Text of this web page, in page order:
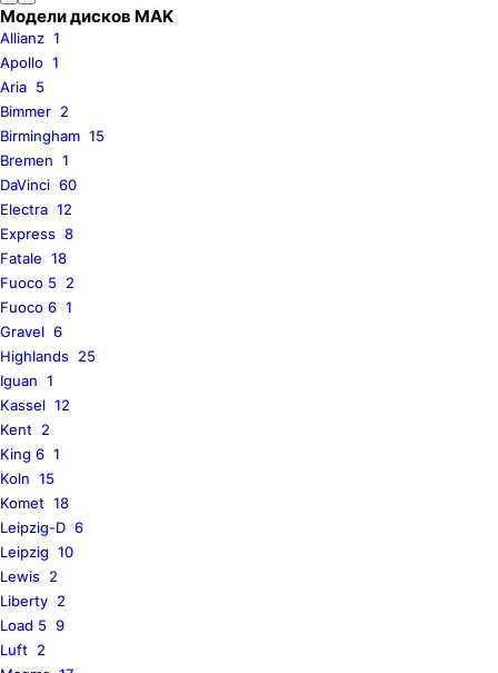
Модели дисков MAK
Allianz 1
Apollo 1
Aria 5
Bimmer 2
Birmingham 15
Bremen 1
DaVinci 60
Electra 12
Express 8
Fatale 18
Fuoco 5 2
Fuoco 6 1
Gravel 6
Highlands 25
Iguan 1
Kassel 12
Kent 2
King 6 1
Koln 15
Komet 18
Leipzig-D 6
Leipzig 10
Lewis 2
Liberty 2
Load 5 9
Luft 2